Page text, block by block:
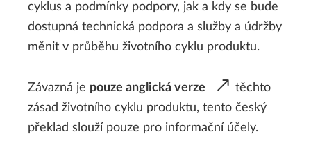
cyklus a podmínky podpory, jak a kdy se bude
dostupná technická podpora a služby a údržby
měnit v průběhu životního cyklu produktu.
Závazná je pouze anglická verze
těchto
zásad životního cyklu produktu, tento český
překlad slouží pouze pro informační účely.